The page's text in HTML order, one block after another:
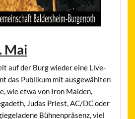
Mai
auf der Burg wieder eine Live-
das Publikum mit ausgewählten
wie etwa von Iron Maiden,
Judas Priest, AC/DC oder
Bühnenpräsenz, viel